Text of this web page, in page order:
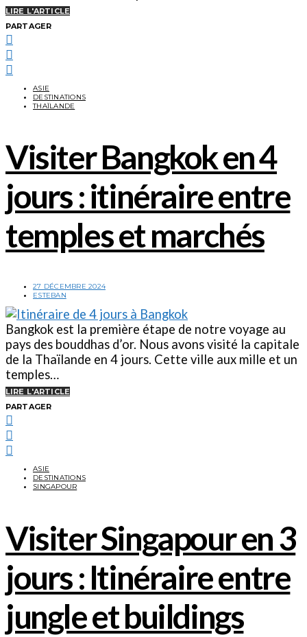
LIRE L'ARTICLE
PARTAGER
ASIE
DESTINATIONS
THAÏLANDE
Visiter Bangkok en 4
jours : itinéraire entre
temples et marchés
27 DÉCEMBRE 2024
ESTEBAN
Bangkok est la première étape de notre voyage au
pays des bouddhas d’or. Nous avons visité la capitale
de la Thaïlande en 4 jours. Cette ville aux mille et un
temples…
LIRE L'ARTICLE
PARTAGER
ASIE
DESTINATIONS
SINGAPOUR
Visiter Singapour en 3
jours : Itinéraire entre
jungle et buildings